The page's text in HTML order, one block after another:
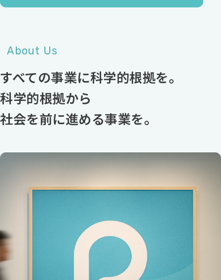
About Us
すべての事業に科学的根拠を。
科学的根拠から
社会を前に進める事業を。